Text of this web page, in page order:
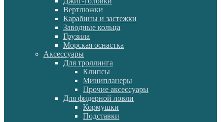
Вертлюжки
Карабины и застежки
Заводные кольца
Грузила
Морская оснастка
Аксессуары
Для троллинга
Клипсы
Минипланеры
Прочие аксессуары
Для фидерной ловли
Кормушки
Подставки